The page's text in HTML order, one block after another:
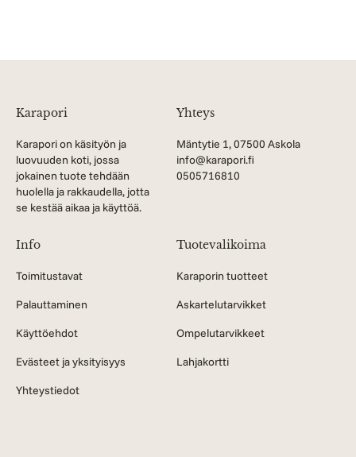
Karapori
Karapori on käsityön ja
luovuuden koti, jossa
jokainen tuote tehdään
huolella ja rakkaudella, jotta
se kestää aikaa ja käyttöä.
Yhteys
Mäntytie 1, 07500 Askola
info@karapori.fi
0505716810
Info
Toimitustavat
Palauttaminen
Käyttöehdot
Evästeet ja yksityisyys
Yhteystiedot
Tuotevalikoima
Karaporin tuotteet
Askartelutarvikket
Ompelutarvikkeet
Lahjakortti